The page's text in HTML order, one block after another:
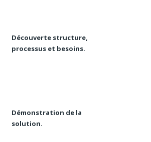
Découverte structure,
processus et besoins.
Démonstration de la
solution.